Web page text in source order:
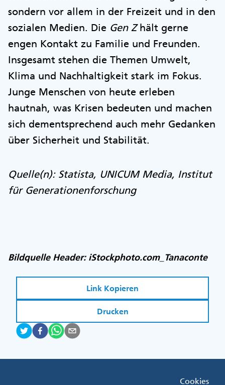
sondern vor allem in der Freizeit und in den
sozialen Medien. Die Gen Zhält gerne
engen Kontakt zu Familie und Freunden.
Insgesamt stehen die Themen Umwelt,
Klima und Nachhaltigkeit stark im Fokus.
Junge Menschen von heute erleben
hautnah, was Krisen bedeuten und machen
sich dementsprechend auch mehr Gedanken
über Sicherheit und Stabilität.
Quelle(n): Statista, UNICUM Media, Institut
für Generationenforschung
Bildquelle Header: iStockphoto.com_Tanaconte
Link Kopieren
Drucken
Cookies